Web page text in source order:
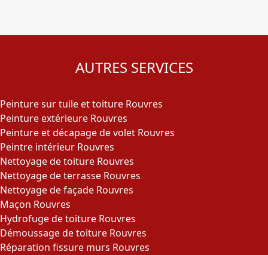
AUTRES SERVICES
Peinture sur tuile et toiture Rouvres
Peinture extérieure Rouvres
Peinture et décapage de volet Rouvres
Peintre intérieur Rouvres
Nettoyage de toiture Rouvres
Nettoyage de terrasse Rouvres
Nettoyage de façade Rouvres
Maçon Rouvres
Hydrofuge de toiture Rouvres
Démoussage de toiture Rouvres
Réparation fissure murs Rouvres